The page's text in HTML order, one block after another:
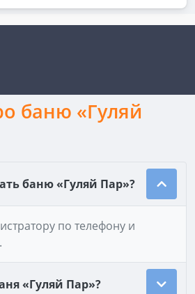
баню «Гуляй
баню «Гуляй Пар»?
по телефону и
«Гуляй Пар»?